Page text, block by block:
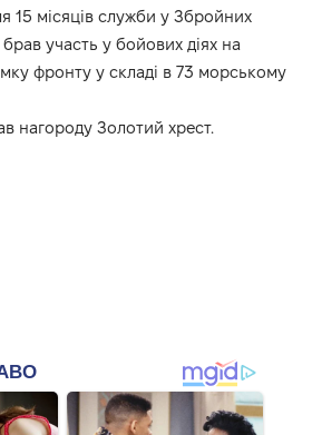
15 місяців служби у Збройних
участь у бойових діях на
фронту у складі в 73 морському
нагороду Золотий хрест.